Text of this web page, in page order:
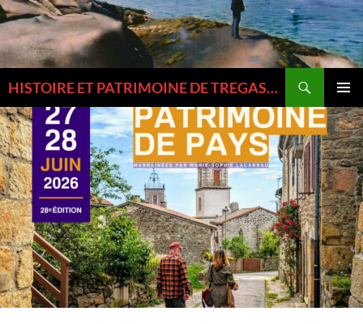
HISTOIRE ET PATRIMOINE DE TREGASTEL ET DU TREGOR
MENU